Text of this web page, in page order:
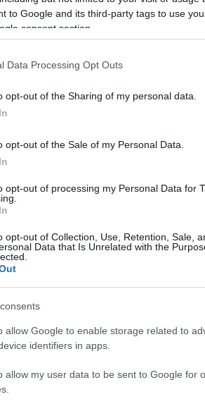
to Google and its third-party tags to use
consent section.
Data Processing Opt Outs
opt-out of the Sharing of my personal data.
opt-out of the Sale of my Personal Data.
opt-out of processing my Personal Data for
opt-out of Collection, Use, Retention, Sale,
Data that Is Unrelated with the
allow Google to enable storage related to
identifiers in apps.
allow my user data to be sent to Google for
cliccandoqui
nella sezione Login
dal menù del
i tuoi video e le tue foto
+39 345 356 7512
di GalluraOggi.it